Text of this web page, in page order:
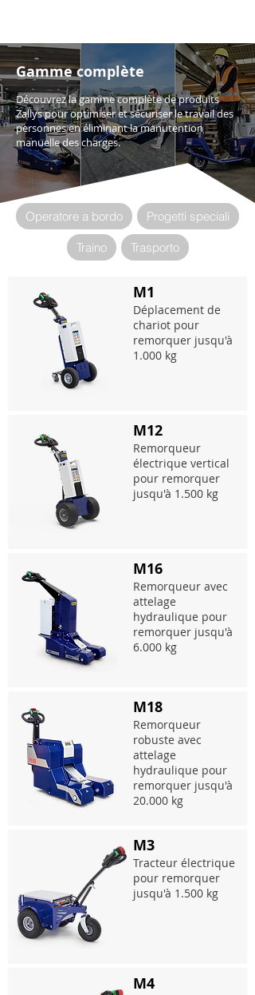
Gamme complète
Découvrez la gamme complète de produits
Zallys pour optimiser et sécuriser le travail des
personnes en éliminant la manutention
manuelle des charges.
Operatore a bordo Progetti speciali
Traino Trasporto
M1
Déplacement de
chariot pour
remorquer jusqu'à
1.000 kg
M12
Remorqueur
électrique vertical
pour remorquer
jusqu'à 1.500 kg
M16
Remorqueur avec
attelage
hydraulique pour
remorquer jusqu'à
6.000 kg
M18
Remorqueur
robuste avec
attelage
hydraulique pour
remorquer jusqu'à
20.000 kg
M3
Tracteur électrique
pour remorquer
jusqu'à 1.500 kg
M4